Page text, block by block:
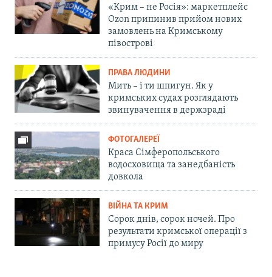
«Крим – не Росія»: маркетплейс
Ozon припинив прийом нових
замовлень на Кримському
півострові
ПРАВА ЛЮДИНИ
Мить – і ти шпигун. Як у
кримських судах розглядають
звинувачення в держзраді
ФОТОГАЛЕРЕЇ
Краса Сімферопольського
водосховища та занедбаність
довкола
ВІЙНА ТА КРИМ
Сорок днів, сорок ночей. Про
результати кримської операції з
примусу Росії до миру